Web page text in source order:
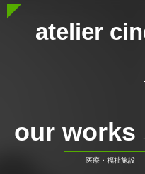
atelier
our works
医療・福祉施設